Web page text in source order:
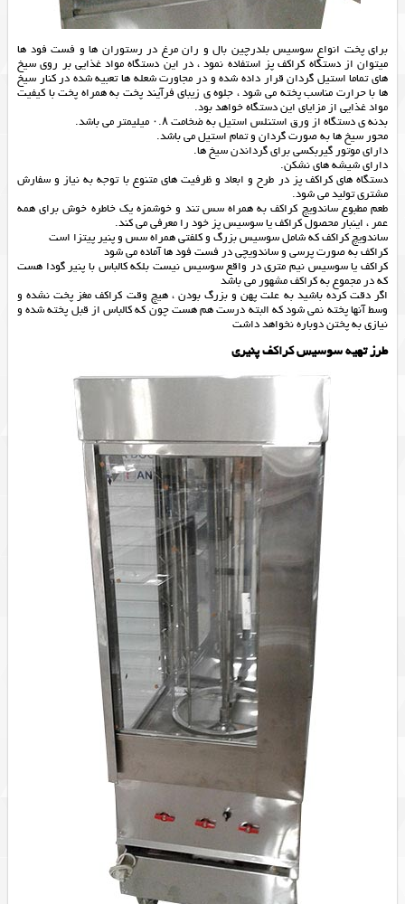
برای پخت انواع سوسیس بلدرچین بال و ران مرغ در رستوران ها و فست فود ها
میتوان از دستگاه کراکف پز استفاده نمود ، در این دستگاه مواد غذایی بر روی سیخ
های تماما استیل گردان قرار داده شده و در مجاورت شعله ها تعبیه شده در کنار سیخ
ها با حرارت مناسب پخته می شود ، جلوه ی زیبای فرآیند پخت به همراه پخت با کیفیت
مواد غذایی از مزایای این دستگاه خواهد بود.
بدنه ی دستگاه از ورق استنلس استیل به ضخامت ۰.۸ میلیمتر می باشد.
محور سیخ ها به صورت گردان و تمام استیل می باشد.
دارای موتور گیربکسی برای گرداندن سیخ ها.
دارای شیشه های نشکن.
دستگاه های کراکف پز در طرح و ابعاد و ظرفیت های متنوع با توجه به نیاز و سفارش
مشتری تولید می شود.
طعم مطبوع ساندویچ کراکف به همراه سس تند و خوشمزه یک خاطره خوش برای همه
عمر ، اینبار محصول کراکف یا سوسیس پز خود را معرفی می کند.
ساندویچ کراکف که شامل سوسیس بزرگ و کلفتی همراه سس و پنیر پیتزا است
کراکف به صورت پرسی و ساندویچی در فست فود ها آماده می شود
کراکف یا سوسیس نیم متری در واقع سوسیس نیست بلکه کالباس با پنیر گودا هست
که در مجموع به کراکف مشهور می باشد
اگر دقت کرده باشید به علت پهن و بزرگ بودن ، هیچ وقت کراکف مغز پخت نشده و
وسط آنها پخته نمی شود که البته درست هم هست چون که کالباس از قبل پخته شده و
نیازی به پختن دوباره نخواهد داشت
طرز تهیه سوسیس کراکف پنیری